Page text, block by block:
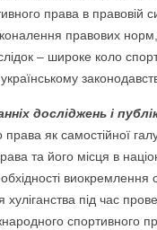
права в правовій
правових
– широке коло
досліджень і
права як самостійної
та його місця в
виокремлення
під час
спортивного